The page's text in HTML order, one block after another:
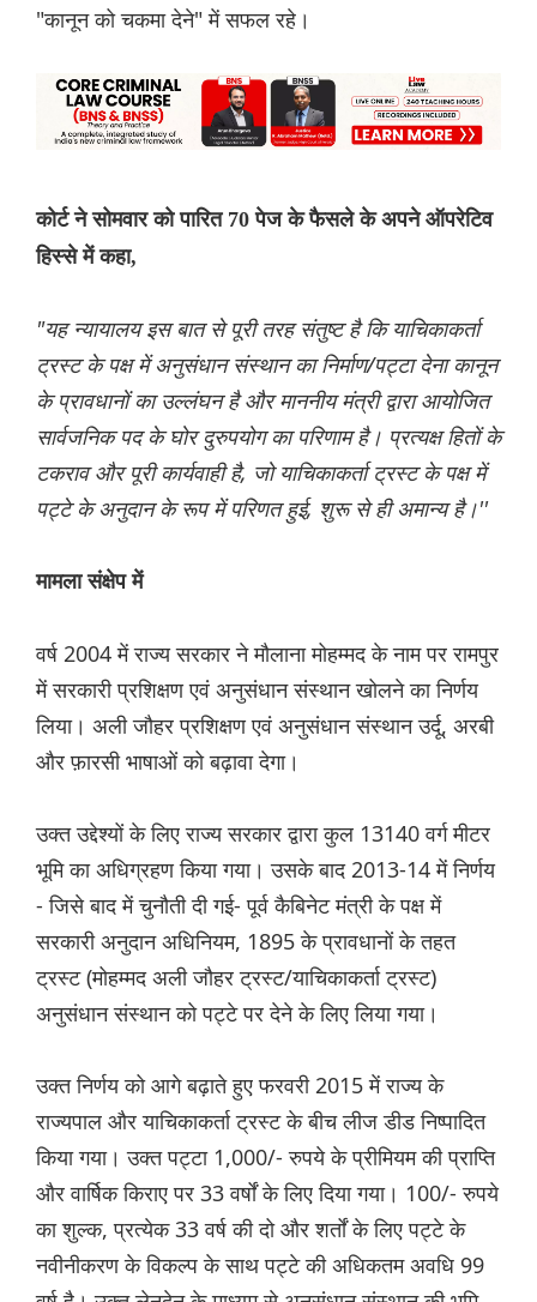
"कानून को चकमा देने" में सफल रहे।
कोर्ट ने सोमवार को पारित 70 पेज के फैसले के अपने ऑपरेटिव
हिस्से में कहा,
"यह न्यायालय इस बात से पूरी तरह संतुष्ट है कि याचिकाकर्ता
ट्रस्ट के पक्ष में अनुसंधान संस्थान का निर्माण/पट्टा देना कानून
के प्रावधानों का उल्लंघन है और माननीय मंत्री द्वारा आयोजित
सार्वजनिक पद के घोर दुरुपयोग का परिणाम है। प्रत्यक्ष हितों के
टकराव और पूरी कार्यवाही है, जो याचिकाकर्ता ट्रस्ट के पक्ष में
पट्टे के अनुदान के रूप में परिणत हुई, शुरू से ही अमान्य है।''
मामला संक्षेप में
वर्ष 2004 में राज्य सरकार ने मौलाना मोहम्मद के नाम पर रामपुर
में सरकारी प्रशिक्षण एवं अनुसंधान संस्थान खोलने का निर्णय
लिया। अली जौहर प्रशिक्षण एवं अनुसंधान संस्थान उर्दू, अरबी
और फ़ारसी भाषाओं को बढ़ावा देगा।
उक्त उद्देश्यों के लिए राज्य सरकार द्वारा कुल 13140 वर्ग मीटर
भूमि का अधिग्रहण किया गया। उसके बाद 2013-14 में निर्णय
- जिसे बाद में चुनौती दी गई- पूर्व कैबिनेट मंत्री के पक्ष में
सरकारी अनुदान अधिनियम, 1895 के प्रावधानों के तहत
ट्रस्ट (मोहम्मद अली जौहर ट्रस्ट/याचिकाकर्ता ट्रस्ट)
अनुसंधान संस्थान को पट्टे पर देने के लिए लिया गया।
उक्त निर्णय को आगे बढ़ाते हुए फरवरी 2015 में राज्य के
राज्यपाल और याचिकाकर्ता ट्रस्ट के बीच लीज डीड निष्पादित
किया गया। उक्त पट्टा 1,000/- रुपये के प्रीमियम की प्राप्ति
और वार्षिक किराए पर 33 वर्षों के लिए दिया गया। 100/- रुपये
का शुल्क, प्रत्येक 33 वर्ष की दो और शर्तों के लिए पट्टे के
नवीनीकरण के विकल्प के साथ पट्टे की अधिकतम अवधि 99